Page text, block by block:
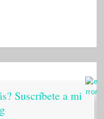
Suscríbete a mi